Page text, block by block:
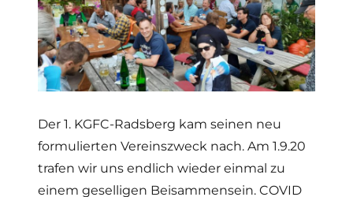
Der 1. KGFC-Radsberg kam seinen neu
formulierten Vereinszweck nach. Am 1.9.20
trafen wir uns endlich wieder einmal zu
einem geselligen Beisammensein. COVID